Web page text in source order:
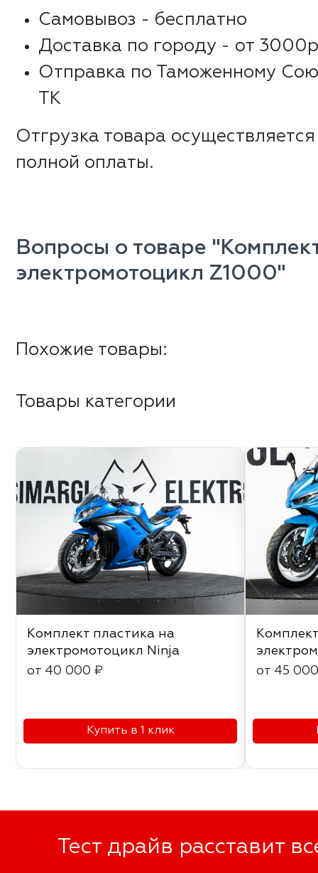
Самовывоз - бесплатно
Доставка по городу - от
Отправка по Таможенному
ТК
Отгрузка товара
полной оплаты.
Вопросы о товаре
электромотоцикл Z1000"
Похожие товары:
Товары категории
Комплект пластика на
электромотоцикл Ninja
от 40 000 ₽
Купить в 1 клик
от 45
Тест драйв расставит